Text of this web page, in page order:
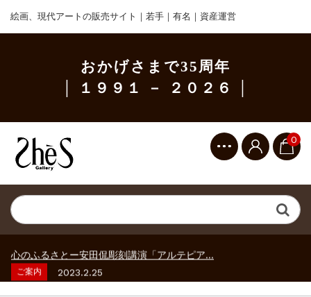
絵画、現代アートの販売サイト｜若手｜有名｜資産運営
おかげさまで35周年
│ １９９１ － ２０２６ │
0
ご案内
2023.2.25
ギャラリーシーズ「秋の美術散歩 京都・大...
砂澤ビッキ展 －砂澤ビッキの生きた時代－...
ご案内
2023.4.25
ご案内
2023.2.25
ギャラリーシーズ「秋の美術散歩 京都・大...